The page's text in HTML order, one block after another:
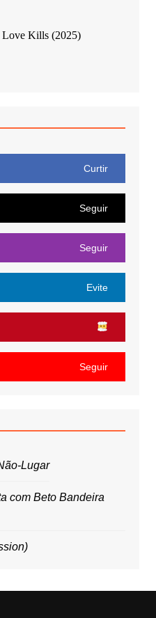
Love Kills (2025)
Curtir
Seguir
Seguir
Evite
Seguir
Lugar
com Beto Bandeira